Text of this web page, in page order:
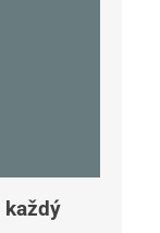
každý